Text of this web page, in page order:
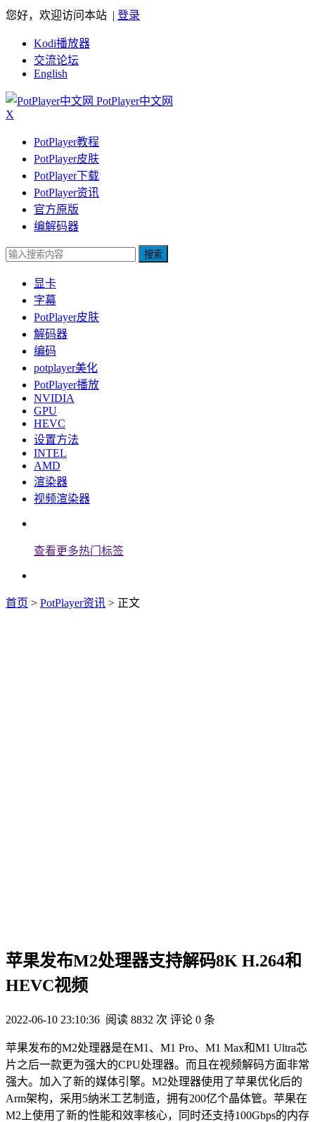
您好，欢迎访问本站 | 登录
Kodi播放器
交流论坛
English
PotPlayer中文网
X
PotPlayer教程
PotPlayer皮肤
PotPlayer下载
PotPlayer资讯
官方原版
编解码器
搜索
显卡
字幕
PotPlayer皮肤
解码器
编码
potplayer美化
PotPlayer播放
NVIDIA
GPU
HEVC
设置方法
INTEL
AMD
渲染器
视频渲染器
查看更多热门标签
首页 > PotPlayer资讯 > 正文
苹果发布M2处理器支持解码8K H.264和
HEVC视频
2022-06-10 23:10:36 阅读 8832 次 评论 0 条
苹果发布的M2处理器是在M1、M1 Pro、M1 Max和M1 Ultra芯
片之后一款更为强大的CPU处理器。而且在视频解码方面非常
强大。加入了新的媒体引擎。M2处理器使用了苹果优化后的
Arm架构，采用5纳米工艺制造，拥有200亿个晶体管。苹果在
M2上使用了新的性能和效率核心，同时还支持100Gbps的内存